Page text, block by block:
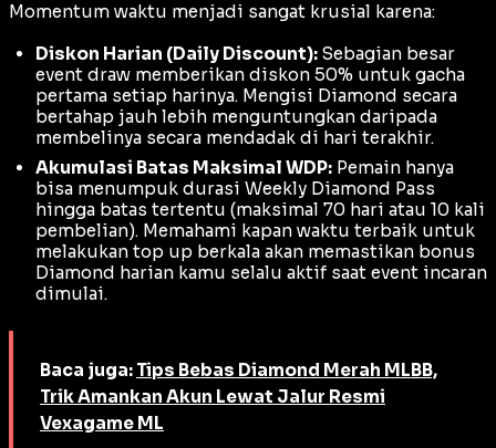
Momentum waktu menjadi sangat krusial karena:
Diskon Harian (Daily Discount): Sebagian besar
event draw memberikan diskon 50% untuk gacha
pertama setiap harinya. Mengisi Diamond secara
bertahap jauh lebih menguntungkan daripada
membelinya secara mendadak di hari terakhir.
Akumulasi Batas Maksimal WDP: Pemain hanya
bisa menumpuk durasi Weekly Diamond Pass
hingga batas tertentu (maksimal 70 hari atau 10 kali
pembelian). Memahami kapan waktu terbaik untuk
melakukan top up berkala akan memastikan bonus
Diamond harian kamu selalu aktif saat event incaran
dimulai.
Baca juga: Tips Bebas Diamond Merah MLBB,
Trik Amankan Akun Lewat Jalur Resmi
Vexagame ML